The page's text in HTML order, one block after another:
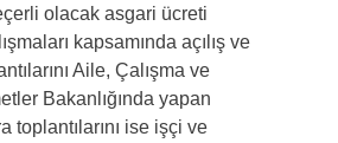
olacak asgari ücreti
kapsamında açılış ve
Aile, Çalışma ve
Bakanlığında yapan
toplantılarını ise işçi ve